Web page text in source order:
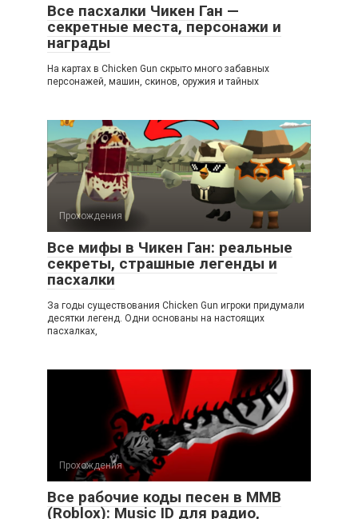
Все пасхалки Чикен Ган —
секретные места, персонажи и
награды
На картах в Chicken Gun скрыто много забавных
персонажей, машин, скинов, оружия и тайных
Прохождения
Все мифы в Чикен Ган: реальные
секреты, страшные легенды и
пасхалки
За годы существования Chicken Gun игроки придумали
десятки легенд. Одни основаны на настоящих
пасхалках,
Прохождения
Все рабочие коды песен в ММВ
(Roblox): Music ID для радио,